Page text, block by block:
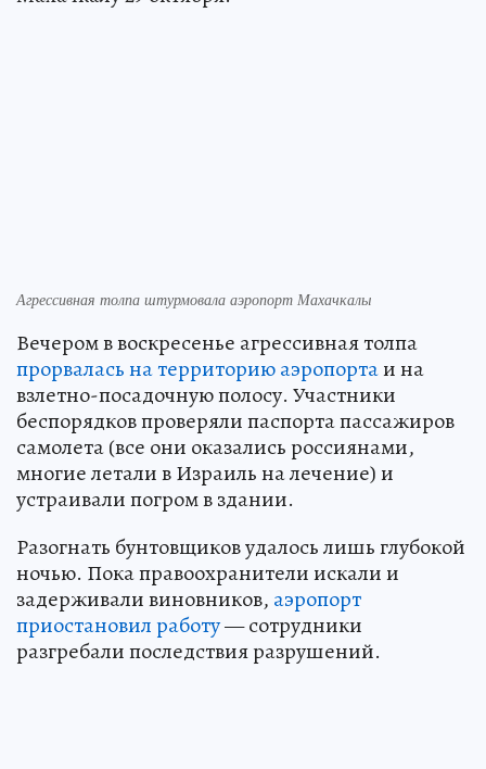
Агрессивная толпа штурмовала аэропорт Махачкалы
Вечером в воскресенье агрессивная толпа
прорвалась на территорию аэропортаи на
взлетно-посадочную полосу. Участники
беспорядков проверяли паспорта пассажиров
самолета (все они оказались россиянами,
многие летали в Израиль на лечение) и
устраивали погром в здании.
Разогнать бунтовщиков удалось лишь глубокой
ночью. Пока правоохранители искали и
задерживали виновников, аэропорт
приостановил работу— сотрудники
разгребали последствия разрушений.